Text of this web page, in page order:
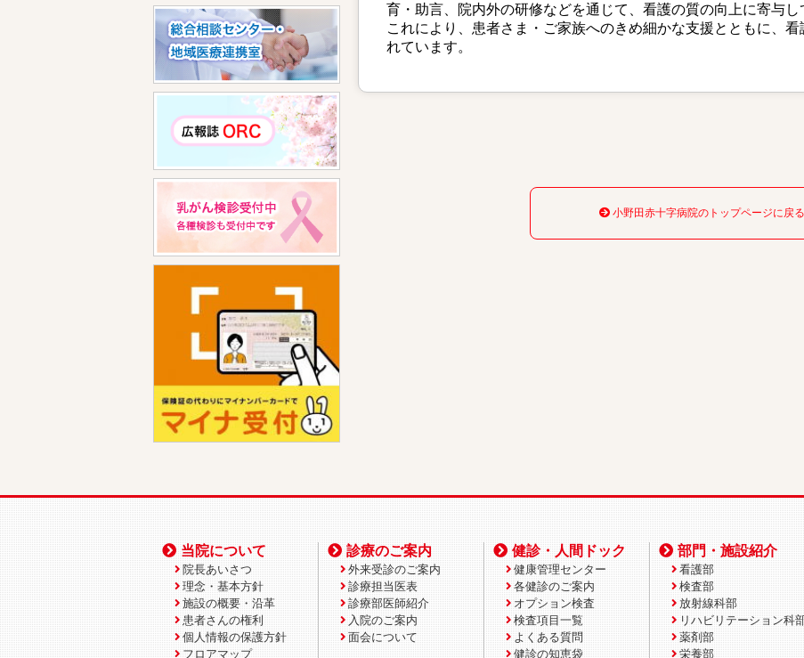
育・助言、院内外の研修などを通じて、看護の質の向上に寄与し
これにより、患者さま・ご家族へのきめ細かな支援とともに、
れています。
小野田赤十字病院のトップページに戻る
当院について
院長あいさつ
理念・基本方針
施設の概要・沿革
患者さんの権利
個人情報の保護方針
フロアマップ
診療のご案内
外来受診のご案内
診療担当医表
診療部医師紹介
入院のご案内
面会について
健診・人間ドック
健康管理センター
各健診のご案内
オプション検査
検査項目一覧
よくある質問
健診の知恵袋
部門・施設紹介
看護部
検査部
放射線科部
リハビリテーション科
薬剤部
栄養部